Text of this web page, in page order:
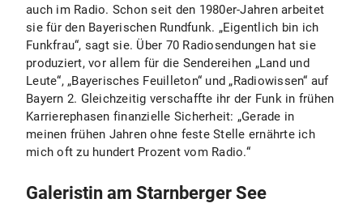
auch im Radio. Schon seit den 1980er-Jahren arbeitet
sie für den Bayerischen Rundfunk. „Eigentlich bin ich
Funkfrau“, sagt sie. Über 70 Radiosendungen hat sie
produziert, vor allem für die Sendereihen „Land und
Leute“, „Bayerisches Feuilleton“ und „Radiowissen“ auf
Bayern 2. Gleichzeitig verschaffte ihr der Funk in frühen
Karrierephasen finanzielle Sicherheit: „Gerade in
meinen frühen Jahren ohne feste Stelle ernährte ich
mich oft zu hundert Prozent vom Radio.“
Galeristin am Starnberger See